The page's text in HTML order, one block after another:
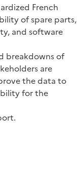
French
of spare parts,
and software
breakdowns of
are
the data to
for the